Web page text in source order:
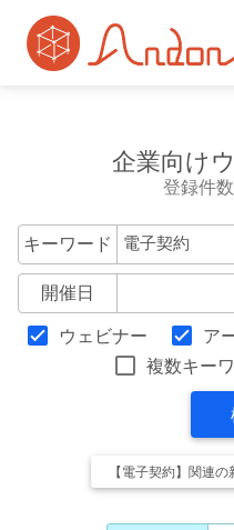
企業向け
登録件
キーワード
開催日
ウェビナー ア
複数キー
【電子契約】関連